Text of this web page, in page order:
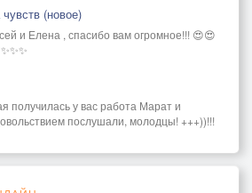
чувств (новое)
и Елена , спасибо вам огромное!!! 😍😍
получилась у вас работа Марат и
послушали, молодцы! +++))!!!